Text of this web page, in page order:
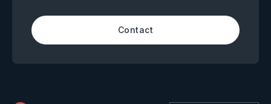
Contact